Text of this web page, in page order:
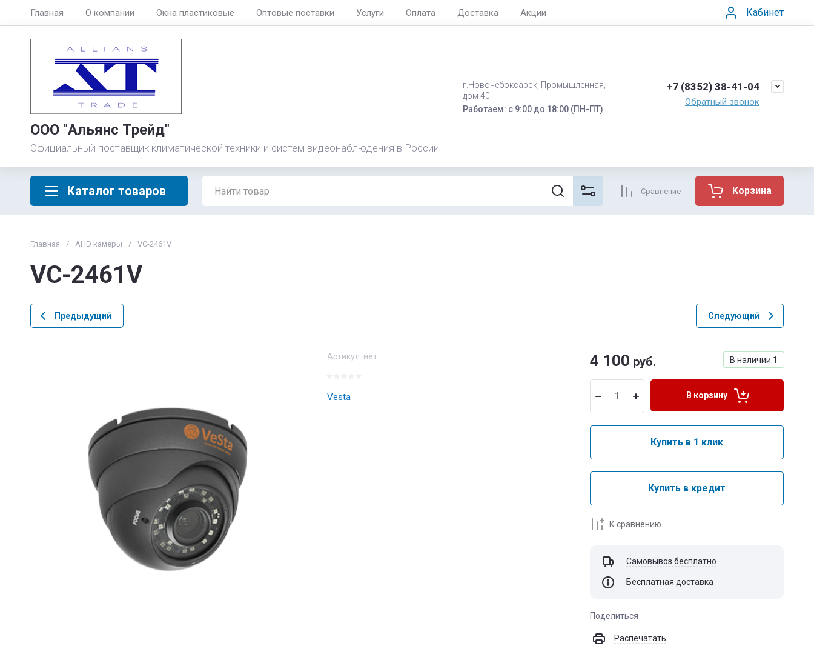
Главная О компании Окна пластиковые Оптовые поставки Услуги Оплата Доставка Акции Кабинет
ООО "Альянс Трейд"
Официальный поставщик климатической техники и систем видеонаблюдения в России
г.Новочебоксарск, Промышленная,
дом 40
Работаем: с 9:00 до 18:00 (ПН-ПТ)
+7 (8352) 38-41-04
Обратный звонок
Каталог товаров Сравнение Корзина
Главная / AHD камеры / VC-2461V
VC-2461V
Предыдущий Следующий
Артикул: нет
Vesta
В наличии 1
4 100 руб.
В корзину
Купить в 1 клик
Купить в кредит
К сравнению
Самовывоз бесплатно
Бесплатная доставка
Поделиться
Распечатать